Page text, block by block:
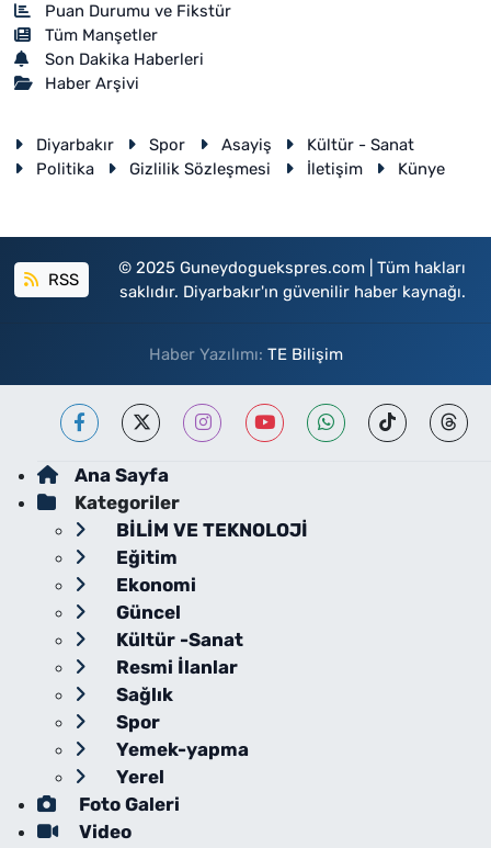
Puan Durumu ve Fikstür
Tüm Manşetler
Son Dakika Haberleri
Haber Arşivi
Diyarbakır Spor Asayiş
Kültür - Sanat
Politika
Gizlilik Sözleşmesi İletişim Künye
RSS
© 2025 Guneydoguekspres.com | Tüm hakları
saklıdır. Diyarbakır'ın güvenilir haber kaynağı.
Haber Yazılımı: TE Bilişim
Ana Sayfa
Kategoriler
BİLİM VE TEKNOLOJİ
Eğitim
Ekonomi
Güncel
Kültür -Sanat
Resmi İlanlar
Sağlık
Spor
Yemek-yapma
Yerel
Foto Galeri
Video